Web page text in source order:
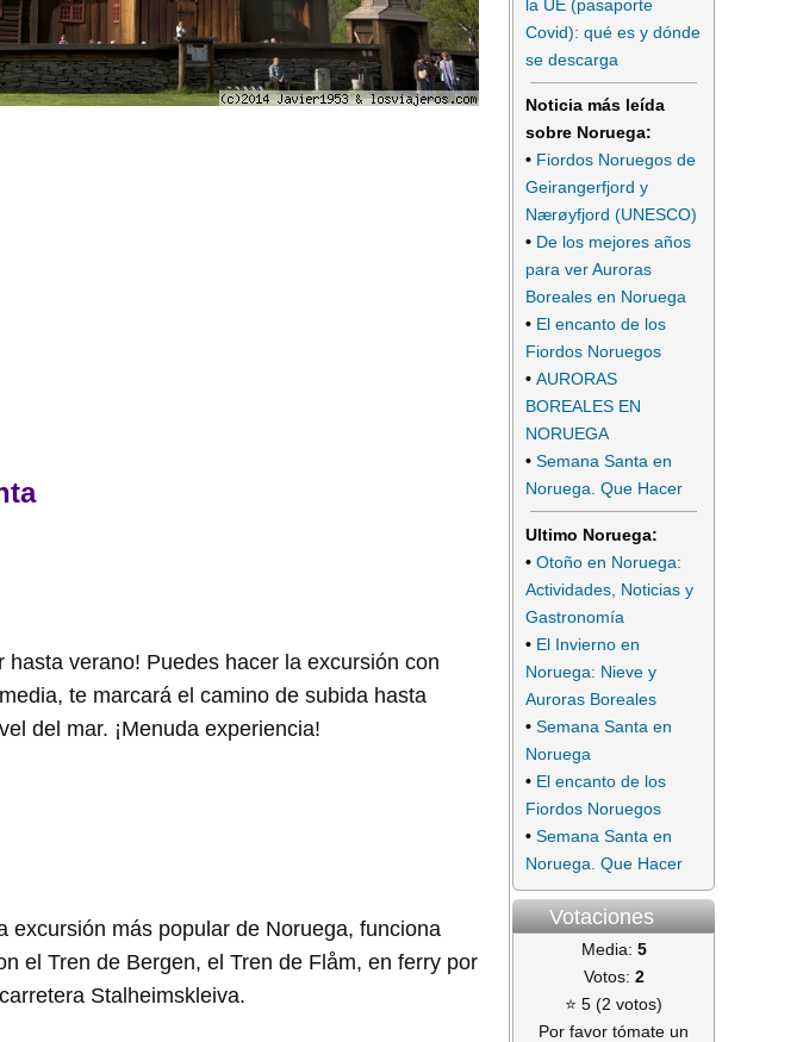
verano! Puedes hacer la excursión con
te marcará el camino de subida hasta
del mar. ¡Menuda experiencia!
excursión más popular de Noruega, funciona
el Tren de Bergen, el Tren de Flåm, en ferry por
Stalheimskleiva.
la UE (pasaporte
Covid): qué es y dónde
se descarga
Noticia más leída
sobre Noruega:
• Fiordos Noruegos de
Geirangerfjord y
Nærøyfjord (UNESCO)
• De los mejores años
para ver Auroras
Boreales en Noruega
• El encanto de los
Fiordos Noruegos
• AURORAS
BOREALES EN
NORUEGA
• Semana Santa en
Noruega. Que Hacer
Ultimo Noruega:
• Otoño en Noruega:
Actividades, Noticias y
Gastronomía
• El Invierno en
Noruega: Nieve y
Auroras Boreales
• Semana Santa en
Noruega
• El encanto de los
Fiordos Noruegos
• Semana Santa en
Noruega. Que Hacer
Votaciones
Media: 5
Votos: 2
⭐ 5 (2 votos)
Por favor tómate un